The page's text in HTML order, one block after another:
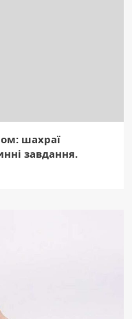
шахраї
завдання.